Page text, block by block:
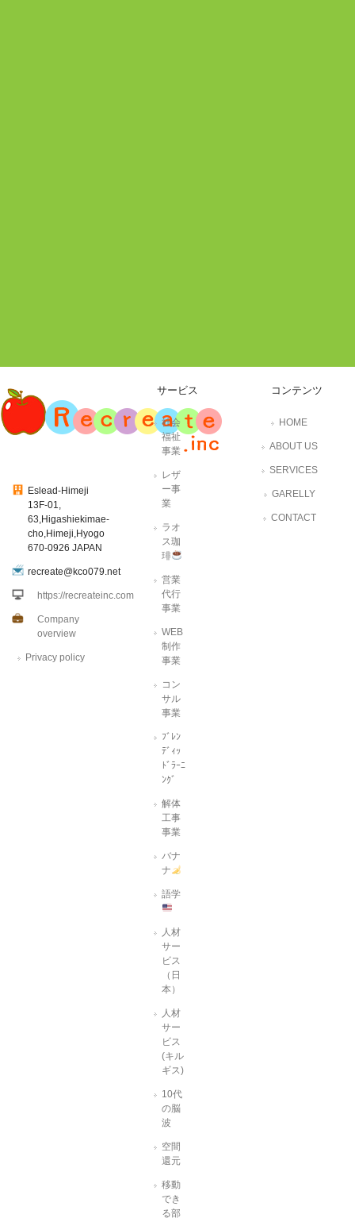
Eslead-Himeji
13F-01,
63,Higashiekimae-
cho,Himeji,Hyogo
670-0926 JAPAN
recreate@kco079.net
https://recreateinc.com
Company
overview
Privacy policy
サービス
社会
福祉
事業
レザ
ー事
業
ラオ
ス珈
琲
営業
代行
事業
WEB
制作
事業
コン
サル
事業
ﾌﾞﾚﾝ
ﾃﾞｨｯ
ﾄﾞﾗｰﾆ
ﾝｸﾞ
解体
工事
事業
バナ
ナ
語学
人材
サー
ビス
（日
本）
人材
サー
ビス
(キル
ギス)
10代
の脳
波
空間
還元
移動
でき
る部
コンテンツ
HOME
ABOUT US
SERVICES
GARELLY
CONTACT